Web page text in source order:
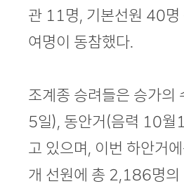
관 11명, 기본선원 40
여명이 동참했다.
조계종 승려들은 승가
5일), 동안거(음력 10
고 있으며, 이번 하안거
개 선원에 총 2,186명의